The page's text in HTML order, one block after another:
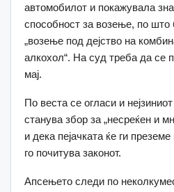
автомобилот и покажувала
способност за возење, по што
„возење под дејство на
алкохол“. На суд треба да се
мај.
По веста се огласи и
станува збор за „несреќен и
и дека пејачката ќе ги
го почитува законот.
Апсењето следи по